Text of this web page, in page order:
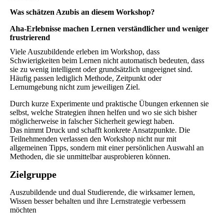
Was schätzen Azubis an diesem Workshop?
Aha-Erlebnisse machen Lernen verständlicher und weniger
frustrierend
Viele Auszubildende erleben im Workshop, dass
Schwierigkeiten beim Lernen nicht automatisch bedeuten, dass
sie zu wenig intelligent oder grundsätzlich ungeeignet sind.
Häufig passen lediglich Methode, Zeitpunkt oder
Lernumgebung nicht zum jeweiligen Ziel.
Durch kurze Experimente und praktische Übungen erkennen sie
selbst, welche Strategien ihnen helfen und wo sie sich bisher
möglicherweise in falscher Sicherheit gewiegt haben.
Das nimmt Druck und schafft konkrete Ansatzpunkte. Die
Teilnehmenden verlassen den Workshop nicht nur mit
allgemeinen Tipps, sondern mit einer persönlichen Auswahl an
Methoden, die sie unmittelbar ausprobieren können.
Zielgruppe
Auszubildende und dual Studierende, die wirksamer lernen,
Wissen besser behalten und ihre Lernstrategie verbessern
möchten